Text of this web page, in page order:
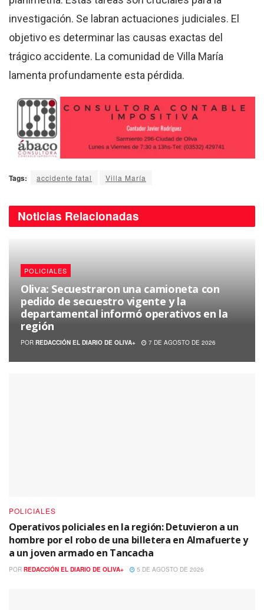
investigación. Se labran actuaciones judiciales. El
objetivo es determinar las causas exactas del
trágico accidente. La comunidad de Villa María
lamenta profundamente esta pérdida.
Tags: accidente fatal Villa María
Noticias Relacionadas
POLICIALES
Oliva: Secuestraron una camioneta con
pedido de secuestro vigente y la
departamental informó operativos en la
región
POR REDACCIÓN EL DIARIO DE OLIVA+ 7 DE AGOSTO DE 2026
POLICIALES
Operativos policiales en la región: Detuvieron a un
hombre por el robo de una billetera en Almafuerte y
a un joven armado en Tancacha
POR REDACCIÓN EL DIARIO DE OLIVA+ 5 DE AGOSTO DE 2026